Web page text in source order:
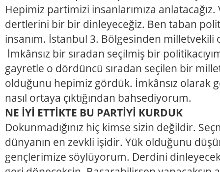
Hepimiz partimizi insanlarımıza anlatacağız.
dertlerini bir bir dinleyeceğiz. Ben taban
insanım. İstanbul 3. Bölgesinden milletvekili
İmkânsız bir sıradan seçilmiş bir
gayretle o dördüncü sıradan seçilen bir
olduğunu hepimiz gördük. İmkânsız olarak
nasıl ortaya çıktığından bahsediyorum.
NE İYİ ETTİKTE BU PARTİYİ KURDUK
Dokunmadığınız hiç kimse sizin değildir.
dünyanın en zevkli işidir. Yük olduğunu
gençlerimize söylüyorum. Derdini